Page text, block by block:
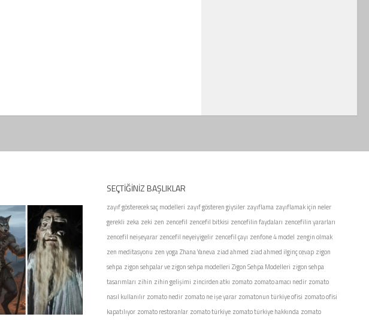
SEÇTIĞINIZ BAŞLIKLAR
zayıf gösterecek saç modelleri zayıf gösteren giysiler zayıflama zayıflamak için neler
gerekli zeka zeki zen zencefil zencefil bitkisi zencefilin faydaları zencefilin yararları
zencefil neişeyarar zencefil neyeiyigelir zencefil çayı zenfone 4 model zengin olmak
zen meditasyonu zen yogaZhana Yaneva ziad ahmed ziad ahmed ilginç cevap zigon
sehpa zigon sehpalar ve zigon sehpa modelleri Zigon Sehpa Modelleri zigon sehpa
tasarımları zihin zihin gelişimi zincirden atkı zomato zomato amacı nedir zomato
nasıl kullanılır zomato nedir zomato ne işe yarar zomatonun türkiye ofisi zomato ofisi
kapatılıyor zomato restoranlar zomato türkiye zomato türkiye hakkında zomato